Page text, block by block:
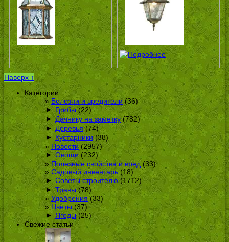
Наверх ↑
Категории
Болезни и вредители(36)
► Грибы(22)
► Дачнику на заметку(782)
► Деревья(74)
► Кустарники(38)
Новости(2957)
► Овощи (232)
Полезные свойства и вред(33)
Садовый инвентарь (18)
► Советы строителю(1712)
► Травы(78)
Удобрения(33)
Цветы(37)
► Ягоды(25)
Свежие статьи